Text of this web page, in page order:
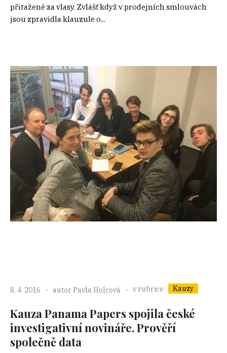
přitažené za vlasy. Zvlášť když v prodejních smlouvách
jsou zpravidla klauzule o...
8. 4. 2016 autor Pavla Holcová v rubrice Kauzy
Kauza Panama Papers spojila české
investigativní novináře. Prověří
společně data